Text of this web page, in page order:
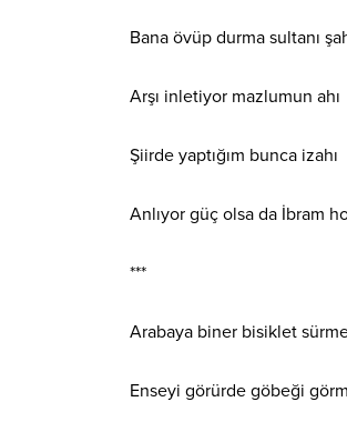
Bana övüp durma sultanı
Arşı inletiyor mazlumun ahı
Şiirde yaptığım bunca izahı
Anlıyor güç olsa da İbram
***
Arabaya biner bisiklet
Enseyi görürde göbeği